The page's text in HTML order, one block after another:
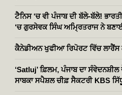
ਟੈਨਿਸ ‘ਚ ਵੀ ਪੰਜਾਬ ਦੀ ਬੱਲੇ-ਬੱਲੇ!
‘ਚ ਗੁਰਸੇਵਕ ਸਿੰਘ ਅਮ੍ਰਿਤਰਾਜ ਨੇ
ਕੈਨੇਡੀਅਨ ਖੁਫੀਆ ਰਿਪੋਰਟ ਵਿੱਚ ਲਾਰੈਂਸ
‘Satluj’ ਫ਼ਿਲਮ, ਪੰਜਾਬ ਦਾ
ਸਾਬਕਾ ਸਪੈਸ਼ਲ ਚੀਫ਼ ਸੈਕਟਰੀ KBS